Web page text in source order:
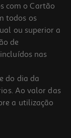
com o Cartão
todos os
ou superior a
de
nas
do dia da
Ao valor das
a utilização